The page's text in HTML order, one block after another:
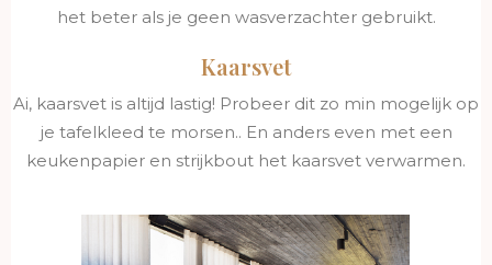
het beter als je geen wasverzachter gebruikt.
Kaarsvet
Ai, kaarsvet is altijd lastig! Probeer dit zo min mogelijk op
je tafelkleed te morsen.. En anders even met een
keukenpapier en strijkbout het kaarsvet verwarmen.